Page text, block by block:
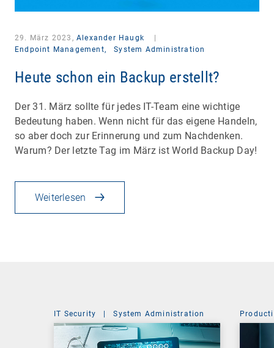
29. März 2023, Alexander Haugk
Endpoint Management,
System Administration
Heute schon ein Backup erstellt?
Der 31. März sollte für jedes IT-Team eine wichtige
Bedeutung haben. Wenn nicht für das eigene Handeln,
so aber doch zur Erinnerung und zum Nachdenken.
Warum? Der letzte Tag im März ist World Backup Day!
Weiterlesen
IT Security | System Administration